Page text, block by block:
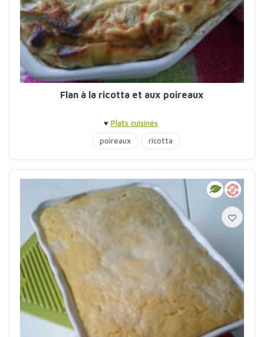
Flan à la ricotta et aux poireaux
♥ Plats cuisinés
poireaux
ricotta